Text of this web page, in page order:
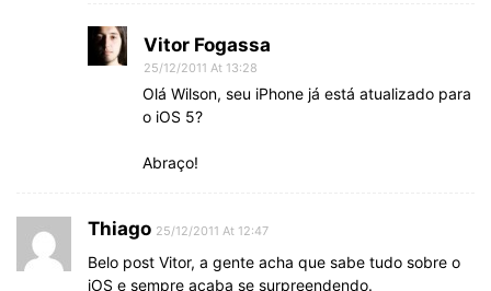
Vitor Fogassa
25/12/2011 At 13:28
Olá Wilson, seu iPhone já está atualizado para
o iOS 5?
Abraço!
Thiago 25/12/2011 At 12:47
Belo post Vitor, a gente acha que sabe tudo sobre o
iOS e sempre acaba se surpreendendo.